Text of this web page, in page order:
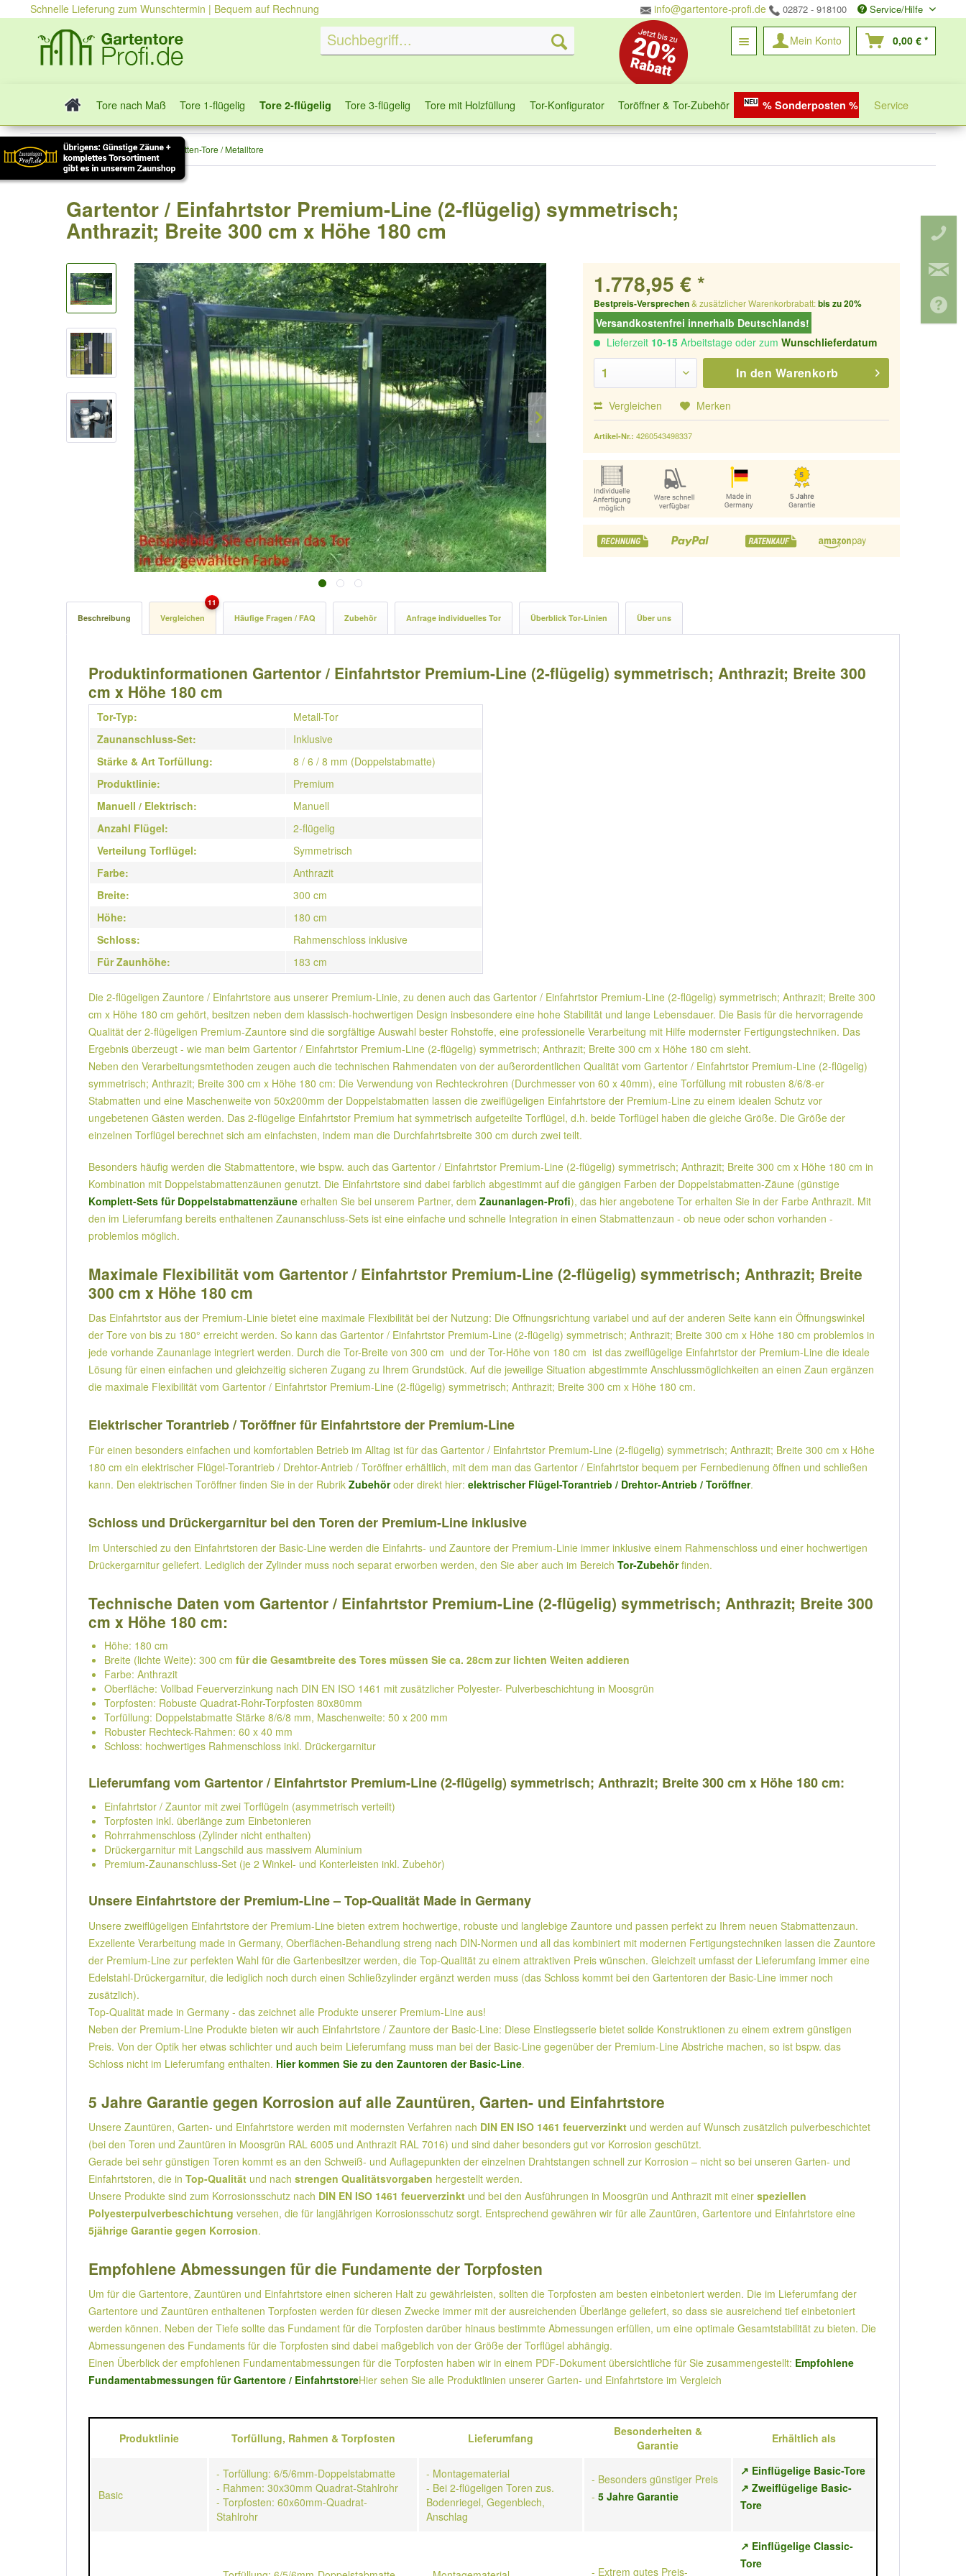
Schnelle Lieferung zum Wunschtermin | Bequem auf Rechnung info@gartentore-profi.de 02872 - 918100 Service/Hilfe
Mein Konto 0,00 € *
Tore nach Maß Tore 1-flügelig Tore 2-flügelig Tore 3-flügelig Tore mit Holzfüllung Tor-Konfigurator Toröffner & Tor-Zubehör % Sonderposten % Service
Tore 2-flügelig Stabmatten-Tore / Metalltore
Gartentor / Einfahrtstor Premium-Line (2-flügelig) symmetrisch;
Anthrazit; Breite 300 cm x Höhe 180 cm
1.778,95 € *
Bestpreis-Versprechen& zusätzlicher Warenkorbrabatt:bis zu 20%
Versandkostenfrei innerhalb Deutschlands!
Lieferzeit 10-15 Arbeitstage oder zumWunschlieferdatum
In den Warenkorb
Vergleichen Merken
Artikel-Nr.:4260543498337
Beschreibung Vergleichen
11
Häufige Fragen / FAQ Zubehör Anfrage individuelles Tor Überblick Tor-Linien Über uns
Produktinformationen Gartentor / Einfahrtstor Premium-Line (2-flügelig) symmetrisch; Anthrazit; Breite 300
cm x Höhe 180 cm
Tor-Typ:
Metall-Tor
Zaunanschluss-Set:
Inklusive
Stärke & Art Torfüllung:
8 / 6 / 8 mm (Doppelstabmatte)
Produktlinie:
Premium
Manuell / Elektrisch:
Manuell
Anzahl Flügel:
2-flügelig
Verteilung Torflügel:
Symmetrisch
Farbe:
Anthrazit
Breite:
300 cm
Höhe:
180 cm
Schloss:
Rahmenschloss inklusive
Für Zaunhöhe:
183 cm
Die 2-flügeligen Zauntore / Einfahrtstore aus unserer Premium-Linie, zu denen auch das Gartentor / Einfahrtstor Premium-Line (2-flügelig) symmetrisch; Anthrazit; Breite 300
cm x Höhe 180 cm gehört, besitzen neben dem klassisch-hochwertigen Design insbesondere eine hohe Stabilität und lange Lebensdauer. Die Basis für die hervorragende
Qualität der 2-flügeligen Premium-Zauntore sind die sorgfältige Auswahl bester Rohstoffe, eine professionelle Verarbeitung mit Hilfe modernster Fertigungstechniken. Das
Ergebnis überzeugt - wie man beim Gartentor / Einfahrtstor Premium-Line (2-flügelig) symmetrisch; Anthrazit; Breite 300 cm x Höhe 180 cm sieht.
Neben den Verarbeitungsmtethoden zeugen auch die technischen Rahmendaten von der außerordentlichen Qualität vom Gartentor / Einfahrtstor Premium-Line (2-flügelig)
symmetrisch; Anthrazit; Breite 300 cm x Höhe 180 cm: Die Verwendung von Rechteckrohren (Durchmesser von 60 x 40mm), eine Torfüllung mit robusten 8/6/8-er
Stabmatten und eine Maschenweite von 50x200mm der Doppelstabmatten lassen die zweiflügeligen Einfahrtstore der Premium-Line zu einem idealen Schutz vor
ungebetenen Gästen werden. Das 2-flügelige Einfahrtstor Premium hat symmetrisch aufgeteilte Torflügel, d.h. beide Torflügel haben die gleiche Größe. Die Größe der
einzelnen Torflügel berechnet sich am einfachsten, indem man die Durchfahrtsbreite 300 cm durch zwei teilt.
Besonders häufig werden die Stabmattentore, wie bspw. auch das Gartentor / Einfahrtstor Premium-Line (2-flügelig) symmetrisch; Anthrazit; Breite 300 cm x Höhe 180 cm in
Kombination mit Doppelstabmattenzäunen genutzt. Die Einfahrtstore sind dabei farblich abgestimmt auf die gängigen Farben der Doppelstabmatten-Zäune (günstige
Komplett-Sets für Doppelstabmattenzäune erhalten Sie bei unserem Partner, dem Zaunanlagen-Profi), das hier angebotene Tor erhalten Sie in der Farbe Anthrazit. Mit
den im Lieferumfang bereits enthaltenen Zaunanschluss-Sets ist eine einfache und schnelle Integration in einen Stabmattenzaun - ob neue oder schon vorhanden -
problemlos möglich.
Maximale Flexibilität vom Gartentor / Einfahrtstor Premium-Line (2-flügelig) symmetrisch; Anthrazit; Breite
300 cm x Höhe 180 cm
Das Einfahrtstor aus der Premium-Linie bietet eine maximale Flexibilität bei der Nutzung: Die Offnungsrichtung variabel und auf der anderen Seite kann ein Öffnungswinkel
der Tore von bis zu 180° erreicht werden. So kann das Gartentor / Einfahrtstor Premium-Line (2-flügelig) symmetrisch; Anthrazit; Breite 300 cm x Höhe 180 cm problemlos in
jede vorhande Zaunanlage integriert werden. Durch die Tor-Breite von 300 cm und der Tor-Höhe von 180 cm ist das zweiflügelige Einfahrtstor der Premium-Line die ideale
Lösung für einen einfachen und gleichzeitig sicheren Zugang zu Ihrem Grundstück. Auf die jeweilige Situation abgestimmte Anschlussmöglichkeiten an einen Zaun ergänzen
die maximale Flexibilität vom Gartentor / Einfahrtstor Premium-Line (2-flügelig) symmetrisch; Anthrazit; Breite 300 cm x Höhe 180 cm.
Elektrischer Torantrieb / Toröffner für Einfahrtstore der Premium-Line
Für einen besonders einfachen und komfortablen Betrieb im Alltag ist für das Gartentor / Einfahrtstor Premium-Line (2-flügelig) symmetrisch; Anthrazit; Breite 300 cm x Höhe
180 cm ein elektrischer Flügel-Torantrieb / Drehtor-Antrieb / Toröffner erhältlich, mit dem man das Gartentor / Einfahrtstor bequem per Fernbedienung öffnen und schließen
kann. Den elektrischen Toröffner finden Sie in der Rubrik Zubehöroder direkt hier: elektrischer Flügel-Torantrieb / Drehtor-Antrieb / Toröffner.
Schloss und Drückergarnitur bei den Toren der Premium-Line inklusive
Im Unterschied zu den Einfahrtstoren der Basic-Line werden die Einfahrts- und Zauntore der Premium-Linie immer inklusive einem Rahmenschloss und einer hochwertigen
Drückergarnitur geliefert. Lediglich der Zylinder muss noch separat erworben werden, den Sie aber auch im Bereich Tor-Zubehörfinden.
Technische Daten vom Gartentor / Einfahrtstor Premium-Line (2-flügelig) symmetrisch; Anthrazit; Breite 300
cm x Höhe 180 cm:
Höhe: 180 cm
Breite (lichte Weite): 300 cm für die Gesamtbreite des Tores müssen Sie ca. 28cm zur lichten Weiten addieren
Farbe: Anthrazit
Oberfläche: Vollbad Feuerverzinkung nach DIN EN ISO 1461 mit zusätzlicher Polyester- Pulverbeschichtung in Moosgrün
Torpfosten: Robuste Quadrat-Rohr-Torpfosten 80x80mm
Torfüllung: Doppelstabmatte Stärke 8/6/8 mm, Maschenweite: 50 x 200 mm
Robuster Rechteck-Rahmen: 60 x 40 mm
Schloss: hochwertiges Rahmenschloss inkl. Drückergarnitur
Lieferumfang vom Gartentor / Einfahrtstor Premium-Line (2-flügelig) symmetrisch; Anthrazit; Breite 300 cm x Höhe 180 cm:
Einfahrtstor / Zauntor mit zwei Torflügeln (asymmetrisch verteilt)
Torpfosten inkl. überlänge zum Einbetonieren
Rohrrahmenschloss (Zylinder nicht enthalten)
Drückergarnitur mit Langschild aus massivem Aluminium
Premium-Zaunanschluss-Set (je 2 Winkel- und Konterleisten inkl. Zubehör)
Unsere Einfahrtstore der Premium-Line – Top-Qualität Made in Germany
Unsere zweiflügeligen Einfahrtstore der Premium-Line bieten extrem hochwertige, robuste und langlebige Zauntore und passen perfekt zu Ihrem neuen Stabmattenzaun.
Exzellente Verarbeitung made in Germany, Oberflächen-Behandlung streng nach DIN-Normen und all das kombiniert mit modernen Fertigungstechniken lassen die Zauntore
der Premium-Line zur perfekten Wahl für die Gartenbesitzer werden, die Top-Qualität zu einem attraktiven Preis wünschen. Gleichzeit umfasst der Lieferumfang immer eine
Edelstahl-Drückergarnitur, die lediglich noch durch einen Schließzylinder ergänzt werden muss (das Schloss kommt bei den Gartentoren der Basic-Line immer noch
zusätzlich).
Top-Qualität made in Germany - das zeichnet alle Produkte unserer Premium-Line aus!
Neben der Premium-Line Produkte bieten wir auch Einfahrtstore / Zauntore der Basic-Line: Diese Einstiegsserie bietet solide Konstruktionen zu einem extrem günstigen
Preis. Von der Optik her etwas schlichter und auch beim Lieferumfang muss man bei der Basic-Line gegenüber der Premium-Line Abstriche machen, so ist bspw. das
Schloss nicht im Lieferumfang enthalten. Hier kommen Sie zu den Zauntoren der Basic-Line.
5 Jahre Garantie gegen Korrosion auf alle Zauntüren, Garten- und Einfahrtstore
Unsere Zauntüren, Garten- und Einfahrtstore werden mit modernsten Verfahren nach DIN EN ISO 1461 feuerverzinkt und werden auf Wunsch zusätzlich pulverbeschichtet
(bei den Toren und Zauntüren in Moosgrün RAL 6005 und Anthrazit RAL 7016) und sind daher besonders gut vor Korrosion geschützt.
Gerade bei sehr günstigen Toren kommt es an den Schweiß- und Auflagepunkten der einzelnen Drahtstangen schnell zur Korrosion – nicht so bei unseren Garten- und
Einfahrtstoren, die in Top-Qualität und nach strengen Qualitätsvorgaben hergestellt werden.
Unsere Produkte sind zum Korrosionsschutz nach DIN EN ISO 1461 feuerverzinkt und bei den Ausführungen in Moosgrün und Anthrazit mit einer speziellen
Polyesterpulverbeschichtung versehen, die für langjährigen Korrosionsschutz sorgt. Entsprechend gewähren wir für alle Zauntüren, Gartentore und Einfahrtstore eine
5jährige Garantie gegen Korrosion.
Empfohlene Abmessungen für die Fundamente der Torpfosten
Um für die Gartentore, Zauntüren und Einfahrtstore einen sicheren Halt zu gewährleisten, sollten die Torpfosten am besten einbetoniert werden. Die im Lieferumfang der
Gartentore und Zauntüren enthaltenen Torpfosten werden für diesen Zwecke immer mit der ausreichenden Überlänge geliefert, so dass sie ausreichend tief einbetoniert
werden können. Neben der Tiefe sollte das Fundament für die Torpfosten darüber hinaus bestimmte Abmessungen erfüllen, um eine optimale Gesamtstabilität zu bieten. Die
Abmessungenen des Fundaments für die Torpfosten sind dabei maßgeblich von der Größe der Torflügel abhängig.
Einen Überblick der empfohlenen Fundamentabmessungen für die Torpfosten haben wir in einem PDF-Dokument übersichtliche für Sie zusammengestellt: Empfohlene
Fundamentabmessungen für Gartentore / EinfahrtstoreHier sehen Sie alle Produktlinien unserer Garten- und Einfahrtstore im Vergleich
Produktlinie Torfüllung, Rahmen & Torpfosten Lieferumfang
Besonderheiten &
Garantie
Erhältlich als
Basic
- Torfüllung: 6/5/6mm-Doppelstabmatte
- Rahmen: 30x30mm Quadrat-Stahlrohr
- Torpfosten: 60x60mm-Quadrat-
Stahlrohr
- Montagematerial
- Bei 2-flügeligen Toren zus.
Bodenriegel, Gegenblech,
Anschlag
- Besonders günstiger Preis
- 5 Jahre Garantie
↗ Einflügelige Basic-Tore
↗ Zweiflügelige Basic-
Tore
- Extrem gutes Preis-
↗ Einflügelige Classic-
Tore